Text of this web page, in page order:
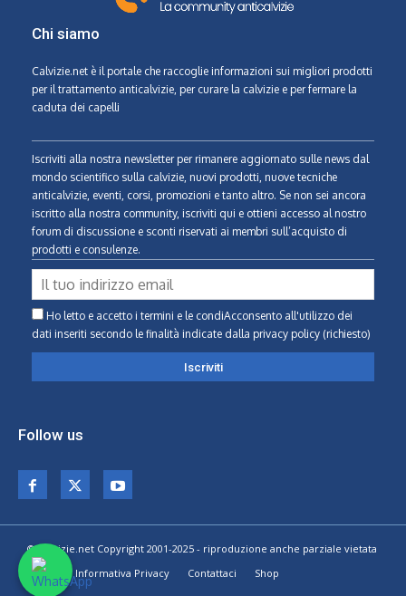
Chi siamo
Calvizie.net è il portale che raccoglie informazioni sui migliori prodotti
per il trattamento anticalvizie, per curare la calvizie e per fermare la
caduta dei capelli
Iscriviti alla nostra newsletter per rimanere aggiornato sulle news dal
mondo scientifico sulla calvizie, nuovi prodotti, nuove tecniche
anticalvizie, eventi, corsi, promozioni e tanto altro. Se non sei ancora
iscritto alla nostra community, iscriviti qui e ottieni accesso al nostro
forum di discussione e sconti riservati ai membri sull’acquisto di
prodotti e consulenze.
Ho letto e accetto i termini e le condiAcconsento all'utilizzo dei
dati inseriti secondo le finalità indicate dalla privacy policy (richiesto)
Follow us
© Calvizie.net Copyright 2001-2025 - riproduzione anche parziale vietata
Home
Informativa Privacy Contattaci Shop